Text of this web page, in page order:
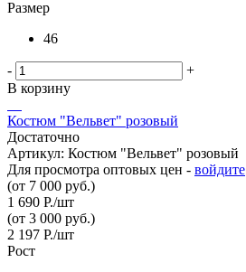
Размер
46
-
+
В корзину
Костюм "Вельвет" розовый
Достаточно
Артикул: Костюм "Вельвет" розовый
Для просмотра оптовых цен - войдите
(от 7 000 руб.)
1 690 Р./шт
(от 3 000 руб.)
2 197 Р./шт
Рост